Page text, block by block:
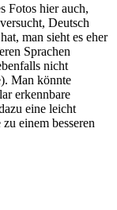
Fotos hier auch,
Deutsch
man sieht es eher
Sprachen
nicht
Man könnte
erkennbare
eine leicht
einem besseren